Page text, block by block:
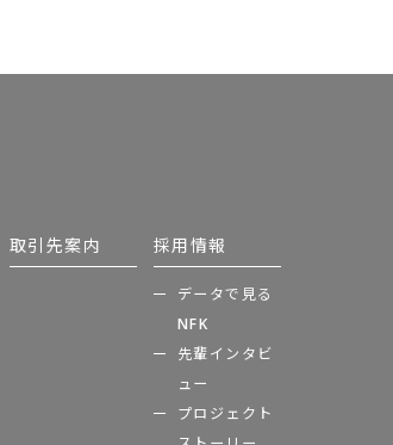
取引先案内 採用情報
データで見る
NFK
先輩インタビ
ュー
プロジェクト